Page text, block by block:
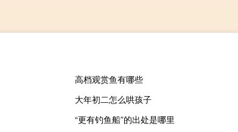
高档观赏鱼有哪些
大年初二怎么哄孩子
“更有钓鱼船”的出处是哪里